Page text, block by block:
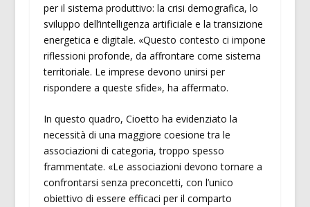
per il sistema produttivo: la crisi demografica, lo
sviluppo dell’intelligenza artificiale e la transizione
energetica e digitale. «Questo contesto ci impone
riflessioni profonde, da affrontare come sistema
territoriale. Le imprese devono unirsi per
rispondere a queste sfide», ha affermato.
In questo quadro, Cioetto ha evidenziato la
necessità di una maggiore coesione tra le
associazioni di categoria, troppo spesso
frammentate. «Le associazioni devono tornare a
confrontarsi senza preconcetti, con l’unico
obiettivo di essere efficaci per il comparto